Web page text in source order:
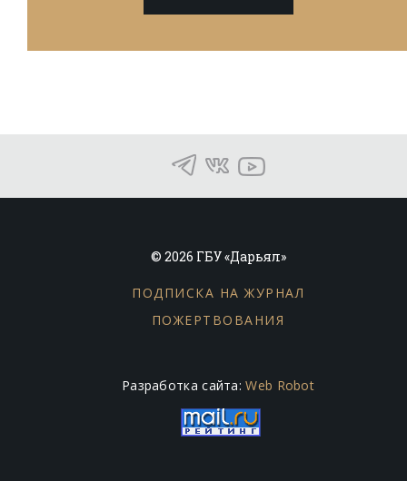
© 2026 ГБУ «Дарьял»
ПОДПИСКА НА ЖУРНАЛ
ПОЖЕРТВОВАНИЯ
Разработка сайта:Web Robot